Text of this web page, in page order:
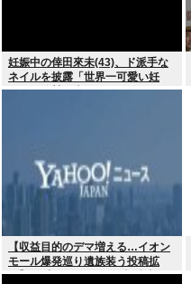
妊娠中の倖田來未(43)、ド派手な
ネイルを披露「世界一可愛い妊
婦」と称賛の声
【収益目的のデマ増える…イオン
モール爆発巡り遺族装う投稿拡
散】X（旧ツイッター）投稿者